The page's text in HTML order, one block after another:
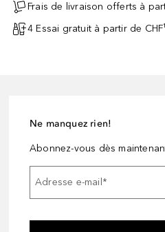
Frais de livraison offerts à
4 Essai gratuit à partir de
Ne manquez rien!
Abonnez-vous dès
Adresse e-mail*